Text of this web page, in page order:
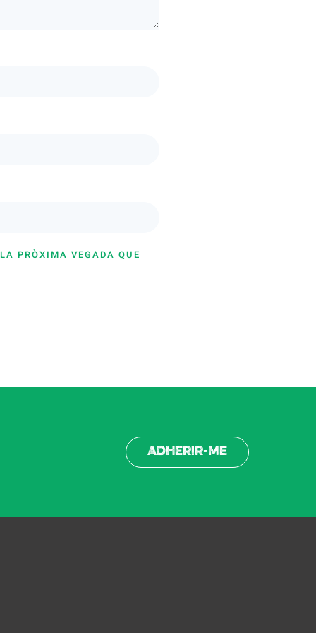
PRÒXIMA VEGADA QUE
Adherir-me